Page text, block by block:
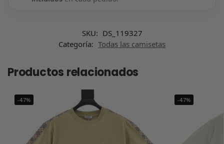
SKU: DS_119327
Categoría: Todas las camisetas
Productos relacionados
-47% -47%